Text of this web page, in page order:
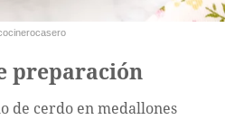
preparación
de cerdo en medallones